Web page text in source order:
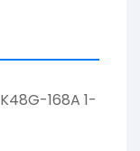
168A 1-